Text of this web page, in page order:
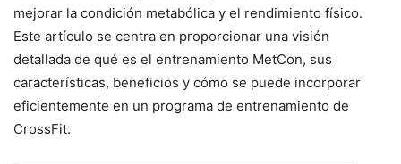
mejorar la condición metabólica y el rendimiento físico.
Este artículo se centra en proporcionar una visión
detallada de qué es el entrenamiento MetCon, sus
características, beneficios y cómo se puede incorporar
eficientemente en un programa de entrenamiento de
CrossFit.